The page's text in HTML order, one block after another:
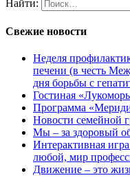
Найти:
Свежие новости
Неделя
печени (в честь
дня борьбы с
Гостиная
Программа
Новости семейной
Мы – за здоровый
Интерактивная
любой, мир
Движение – это